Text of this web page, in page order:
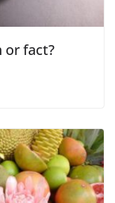
or fact?